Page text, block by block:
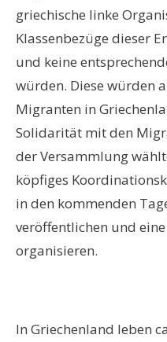
griechische linke
Klassenbezüge dieser
und keine
würden. Diese würden
Migranten in
Solidarität mit den
der Versammlung
köpfiges
in den kommenden
veröffentlichen und
organisieren.
In Griechenland leben